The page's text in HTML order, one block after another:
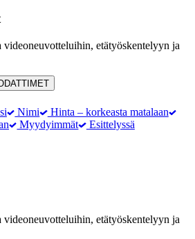
etätyöskentelyyn ja
Nimi
Hinta – korkeasta matalaan
Myydyimmät Esittelyssä
etätyöskentelyyn ja